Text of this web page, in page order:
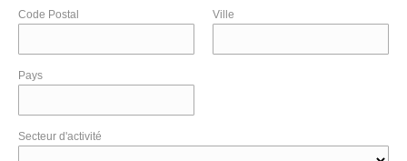
Code Postal Ville
Pays
Secteur d'activité